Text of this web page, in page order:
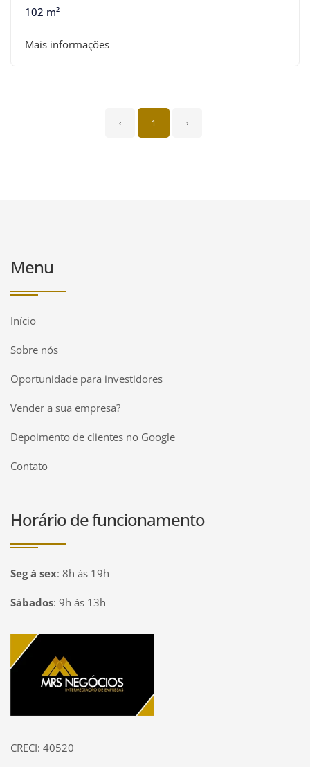
102 m²
Mais informações
‹ 1 ›
Menu
Início
Sobre nós
Oportunidade para investidores
Vender a sua empresa?
Depoimento de clientes no Google
Contato
Horário de funcionamento
Seg à sex: 8h às 19h
Sábados: 9h às 13h
Página inicial
CRECI: 40520